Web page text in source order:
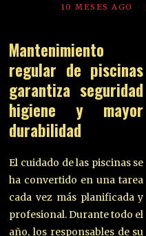
10 MESES AGO
Mantenimiento
regular de piscinas
garantiza seguridad
higiene y mayor
durabilidad
El cuidado de las piscinas se
ha convertido en una tarea
cada vez más planificada y
profesional. Durante todo el
año, los responsables de su